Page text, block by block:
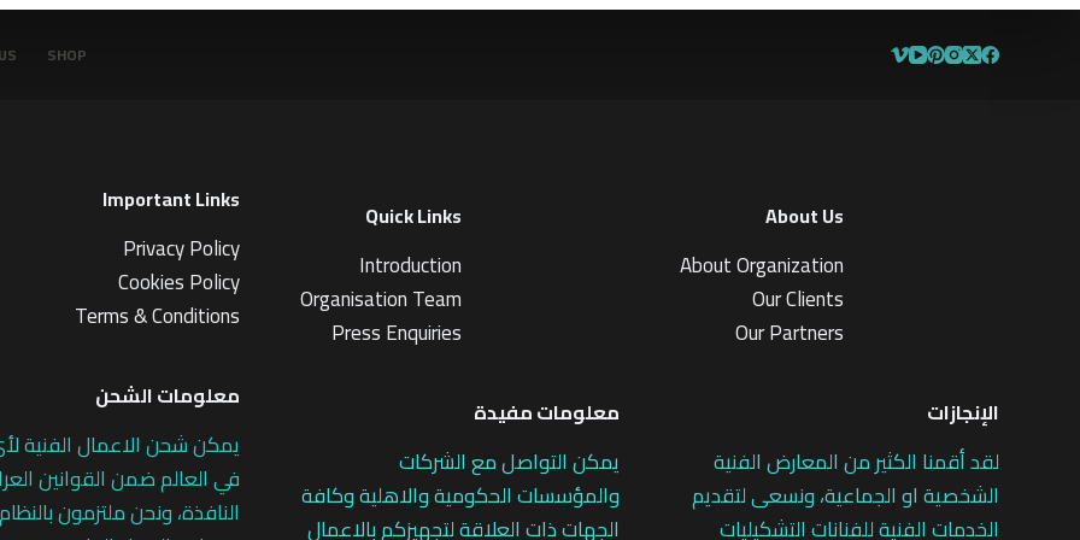
ن
SHOP
About Us
About Organization
Our Clients
Our Partners
الإنجازات
لقد أقمنا الكثير من المعارض الفنية
الشخصية او الجماعية، ونسعى لتقديم
الخدمات الفنية للفنانات التشكيليات
Quick Links
Introduction
Organisation Team
Press Enquiries
معلومات مفيدة
يمكن التواصل مع الشركات
والمؤسسات الحكومية والاهلية وكافة
الجهات ذات العلاقة لتجهيزكم بالاعمال
Important Links
Privacy Policy
Cookies Policy
Terms & Conditions
معلومات الشحن
يمكن شحن الاعمال الفنية
في العالم ضمن القوانين
النافذة، ونحن ملتزمون